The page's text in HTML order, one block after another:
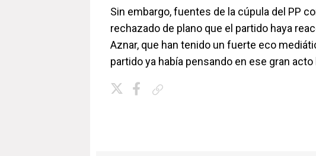
Sin embargo, fuentes de la cúpula del PP
rechazado de plano que el partido haya
Aznar, que han tenido un fuerte eco
partido ya había pensando en ese gran acto